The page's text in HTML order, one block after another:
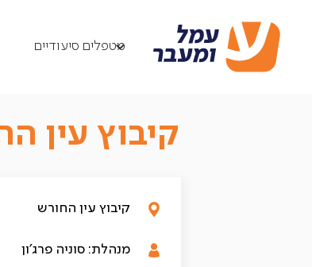
מטפלים סיעודיים
בתי אבות קיבוץ עין החורש
קיבוץ עין
קיבוץ עין החורש
מנהלת: סוניה פרג׳ון